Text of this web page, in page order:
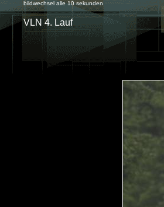
bildwechsel alle 10 sekunden
VLN 4. Lauf